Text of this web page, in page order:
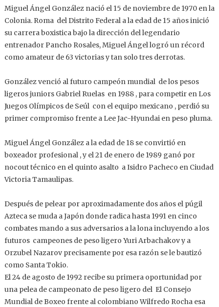
Miguel Ángel González nació el 15 de noviembre de 1970 en la
Colonia. Roma del Distrito Federal a la edad de 15 años inició
su carrera boxistica bajo la dirección del legendario
entrenador Pancho Rosales, Miguel Ángel logró un récord
como amateur de 63 victorias y tan solo tres derrotas.
González venció al futuro campeón mundial de los pesos
ligeros juniors Gabriel Ruelas en 1988 , para competir en Los
Juegos Olímpicos de Seúl con el equipo mexicano , perdió su
primer compromiso frente a Lee Jac-Hyundai en peso pluma.
Miguel Ángel González a la edad de 18 se convirtió en
boxeador profesional , y el 21 de enero de 1989 ganó por
nocout técnico en el quinto asalto a Isidro Pacheco en Ciudad
Victoria Tamaulipas.
Después de pelear por aproximadamente dos años el púgil
Azteca se muda a Japón donde radica hasta 1991 en cinco
combates mando a sus adversarios a la lona incluyendo a los
futuros campeones de peso ligero Yuri Arbachakov y a
Orzubel Nazarov precisamente por esa razón se le bautizó
como Santa Tokio.
El 24 de agosto de 1992 recibe su primera oportunidad por
una pelea de campeonato de peso ligero del El Consejo
Mundial de Boxeo frente al colombiano Wilfredo Rocha esa